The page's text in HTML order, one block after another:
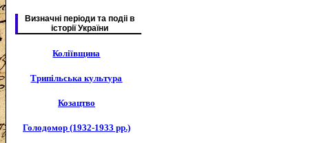
Визначні періоди та подіі в
історії України
Коліївщина
Трипільська культура
Козацтво
Голодомор (1932-1933 рр.)